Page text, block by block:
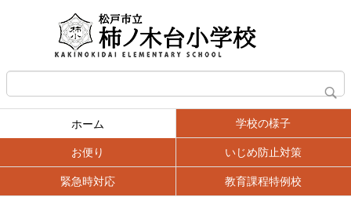
ホーム 学校の様子
お便り いじめ防止対策
緊急時対応 教育課程特例校